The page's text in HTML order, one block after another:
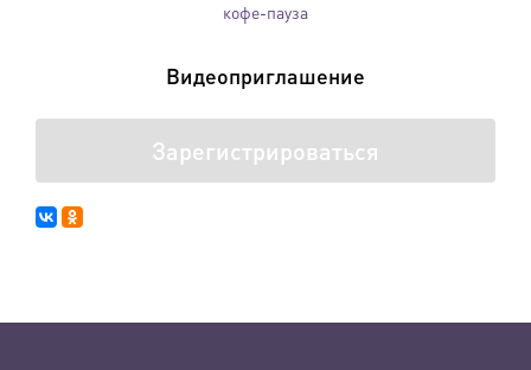
кофе-пауза
Видеоприглашение
Зарегистрироваться